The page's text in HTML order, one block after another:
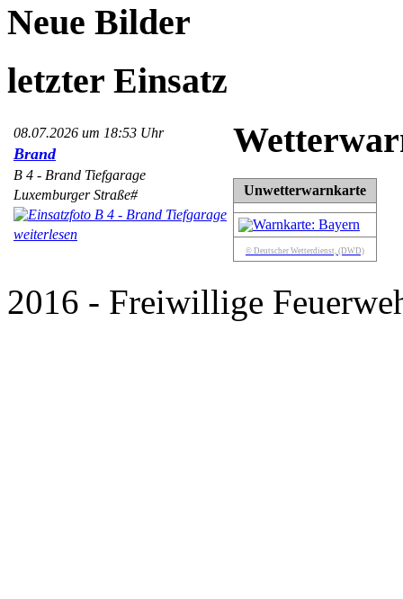
Neue Bilder
letzter Einsatz
08.07.2026 um 18:53 Uhr
Brand
B 4 - Brand Tiefgarage
Luxemburger Straße#
weiterlesen
Unwetterwarnkarte
© Deutscher Wetterdienst, (DWD)
2016 - Freiwillige